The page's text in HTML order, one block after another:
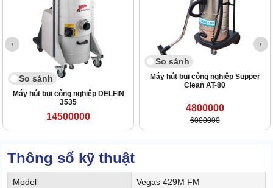
So sánh
Máy hút bụi công nghiệp DELFIN
3535
14500000
So sánh
Máy hút bụi công nghiệp Supper
Clean AT-80
4800000
6000000
Thông số kỹ thuật
Model Vegas 429M FM